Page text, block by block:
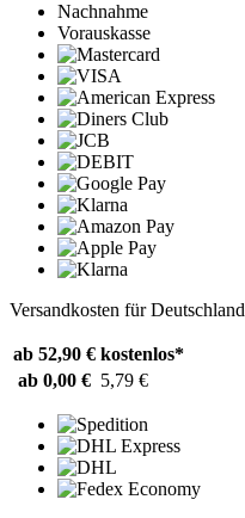
Nachnahme
Vorauskasse
Versandkosten für Deutschland
ab 52,90 € kostenlos*
ab 0,00 € 5,79 €